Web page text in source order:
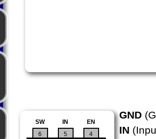
4
EN
IN
5
6
SW
GND
IN